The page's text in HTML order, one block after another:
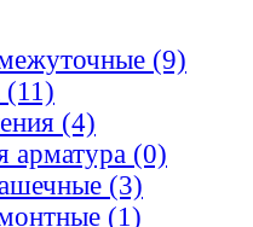
(9)
(11)
(4)
арматура (0)
(3)
(1)